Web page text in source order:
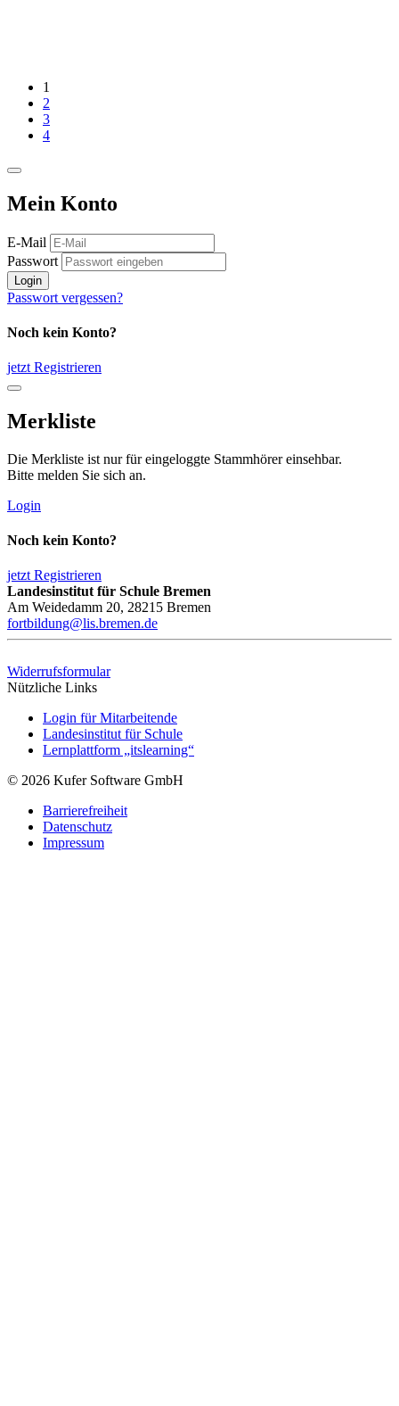
1
2
3
4
Mein Konto
E-Mail
Passwort
Login
Passwort vergessen?
Noch kein Konto?
jetzt Registrieren
Merkliste
Die Merkliste ist nur für eingeloggte Stammhörer einsehbar.
Bitte melden Sie sich an.
Login
Noch kein Konto?
jetzt Registrieren
Landesinstitut für Schule Bremen
Am Weidedamm 20, 28215 Bremen
fortbildung@lis.bremen.de
Widerrufsformular
Nützliche Links
Login für Mitarbeitende
Landesinstitut für Schule
Lernplattform „itslearning“
© 2026 Kufer Software GmbH
Barrierefreiheit
Datenschutz
Impressum